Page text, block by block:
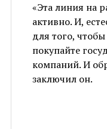
«Эта линия на
активно. И,
для того,
покупайте
компаний. И
заключил он.